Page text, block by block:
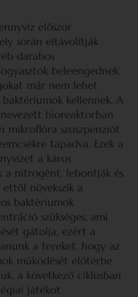
először
során eltávolítják
darabos
beleengednek.
már nem lehet
kellennek. A
bioreaktorban
szuszpenziót
tapadva. Ezek a
a káros
a nitrogént, lebontják és
ettől növekszik a
baktériumok
szükséges, ami
gátolja, ezért a
a tereket, hogy az
működését előtérbe
a következő ciklusban
játékot